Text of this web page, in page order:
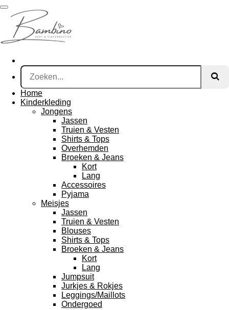
Ga
direct
naar
de
hoofdinhoud
Home
Kinderkleding
Jongens
Jassen
Truien & Vesten
Shirts & Tops
Overhemden
Broeken & Jeans
Kort
Lang
Accessoires
Pyjama
Meisjes
Jassen
Truien & Vesten
Blouses
Shirts & Tops
Broeken & Jeans
Kort
Lang
Jumpsuit
Jurkjes & Rokjes
Leggings/Maillots
Ondergoed